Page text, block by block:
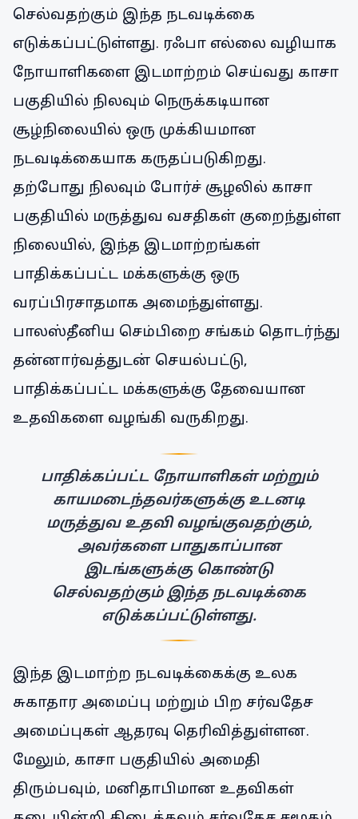
செல்வதற்கும் இந்த நடவடிக்கை
எடுக்கப்பட்டுள்ளது. ரஃபா எல்லை வழியாக
நோயாளிகளை இடமாற்றம் செய்வது காசா
பகுதியில் நிலவும் நெருக்கடியான
சூழ்நிலையில் ஒரு முக்கியமான
நடவடிக்கையாக கருதப்படுகிறது.
தற்போது நிலவும் போர்ச் சூழலில் காசா
பகுதியில் மருத்துவ வசதிகள் குறைந்துள்ள
நிலையில், இந்த இடமாற்றங்கள்
பாதிக்கப்பட்ட மக்களுக்கு ஒரு
வரப்பிரசாதமாக அமைந்துள்ளது.
பாலஸ்தீனிய செம்பிறை சங்கம் தொடர்ந்து
தன்னார்வத்துடன் செயல்பட்டு,
பாதிக்கப்பட்ட மக்களுக்கு தேவையான
உதவிகளை வழங்கி வருகிறது.
பாதிக்கப்பட்ட நோயாளிகள் மற்றும்
காயமடைந்தவர்களுக்கு உடனடி
மருத்துவ உதவி வழங்குவதற்கும்,
அவர்களை பாதுகாப்பான
இடங்களுக்கு கொண்டு
செல்வதற்கும் இந்த நடவடிக்கை
எடுக்கப்பட்டுள்ளது.
இந்த இடமாற்ற நடவடிக்கைக்கு உலக
சுகாதார அமைப்பு மற்றும் பிற சர்வதேச
அமைப்புகள் ஆதரவு தெரிவித்துள்ளன.
மேலும், காசா பகுதியில் அமைதி
திரும்பவும், மனிதாபிமான உதவிகள்